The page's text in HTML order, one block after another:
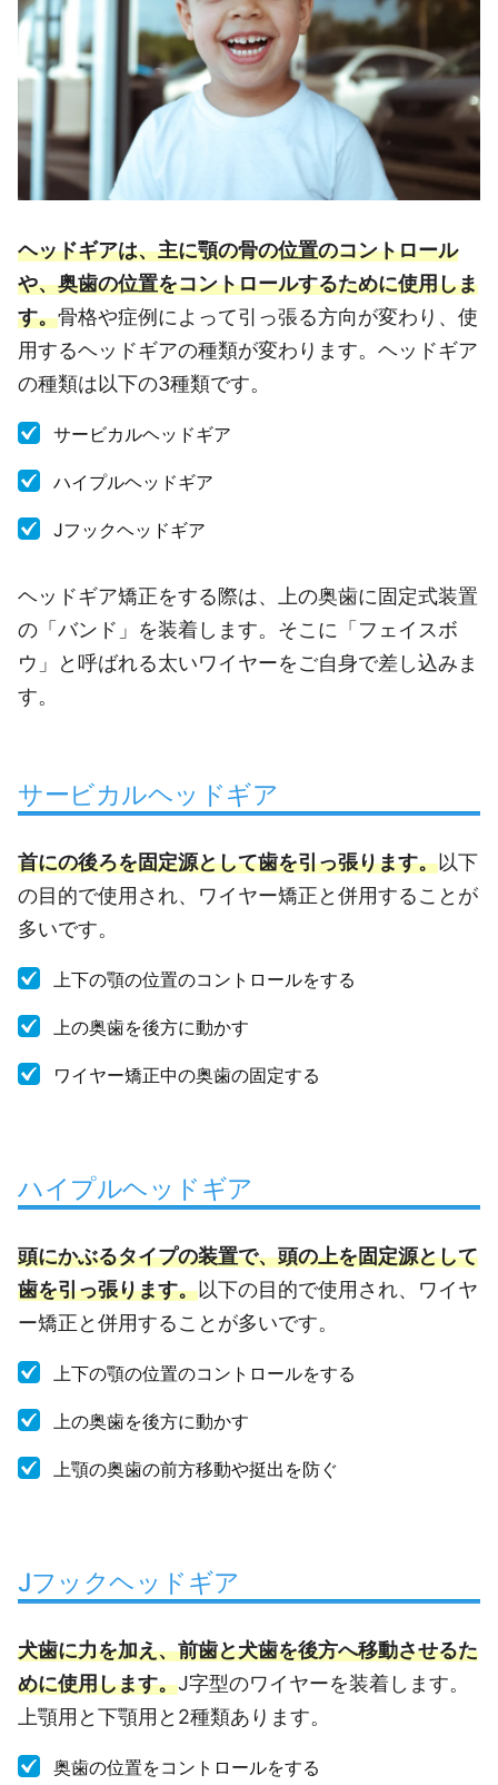
ヘッドギアは、主に顎の骨の位置のコントロール
や、奥歯の位置をコントロールするために使用しま
す。骨格や症例によって引っ張る方向が変わり、使
用するヘッドギアの種類が変わります。ヘッドギア
の種類は以下の3種類です。
サービカルヘッドギア
ハイプルヘッドギア
Jフックヘッドギア
ヘッドギア矯正をする際は、上の奥歯に固定式装置
の「バンド」を装着します。そこに「フェイスボ
ウ」と呼ばれる太いワイヤーをご自身で差し込みま
す。
サービカルヘッドギア
首にの後ろを固定源として歯を引っ張ります。以下
の目的で使用され、ワイヤー矯正と併用することが
多いです。
上下の顎の位置のコントロールをする
上の奥歯を後方に動かす
ワイヤー矯正中の奥歯の固定する
ハイプルヘッドギア
頭にかぶるタイプの装置で、頭の上を固定源として
歯を引っ張ります。以下の目的で使用され、ワイヤ
ー矯正と併用することが多いです。
上下の顎の位置のコントロールをする
上の奥歯を後方に動かす
上顎の奥歯の前方移動や挺出を防ぐ
Jフックヘッドギア
犬歯に力を加え、前歯と犬歯を後方へ移動させるた
めに使用します。J字型のワイヤーを装着します。
上顎用と下顎用と2種類あります。
奥歯の位置をコントロールをする